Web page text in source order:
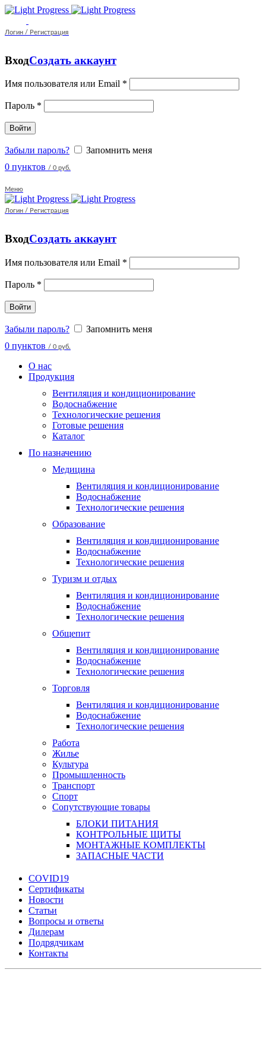
Логин / Регистрация
ВходСоздать аккаунт
Имя пользователя или Email *
Пароль *
Войти
Забыли пароль?
Запомнить меня
0 пунктов / 0 руб.
Меню
Логин / Регистрация
ВходСоздать аккаунт
Имя пользователя или Email *
Пароль *
Войти
Забыли пароль?
Запомнить меня
0 пунктов / 0 руб.
О нас
Продукция
Вентиляция и кондиционирование
Водоснабжение
Технологические решения
Готовые решения
Каталог
По назначению
Медицина
Вентиляция и кондиционирование
Водоснабжение
Технологические решения
Образование
Вентиляция и кондиционирование
Водоснабжение
Технологические решения
Туризм и отдых
Вентиляция и кондиционирование
Водоснабжение
Технологические решения
Общепит
Вентиляция и кондиционирование
Водоснабжение
Технологические решения
Торговля
Вентиляция и кондиционирование
Водоснабжение
Технологические решения
Работа
Жилье
Культура
Промышленность
Транспорт
Спорт
Сопутствующие товары
БЛОКИ ПИТАНИЯ
КОНТРОЛЬНЫЕ ЩИТЫ
МОНТАЖНЫЕ КОМПЛЕКТЫ
ЗАПАСНЫЕ ЧАСТИ
COVID19
Сертификаты
Новости
Статьи
Вопросы и ответы
Дилерам
Подрядчикам
Контакты